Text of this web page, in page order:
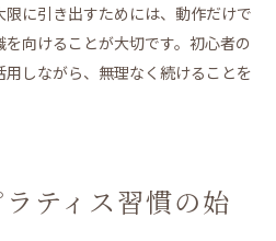
に引き出すためには、動作だけで
向けることが大切です。初心者の
しながら、無理なく続けることを
ティス習慣の始